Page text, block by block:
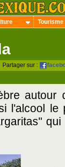
Tourisme
Partager sur :
autour
l'alcool